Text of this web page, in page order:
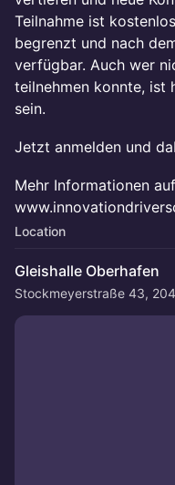
Teilnahme ist
begrenzt und nach
verfügbar. Auch wer
teilnehmen konnte, ist
sein.
Jetzt anmelden und
Mehr Informationen
Location
Gleishalle Oberhafen
Stockmeyerstraße 43,